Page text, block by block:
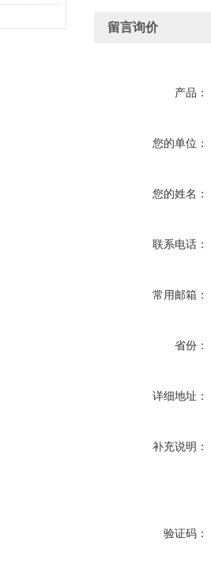
留言询价
产品：
您的单位：
您的姓名：
联系电话：
常用邮箱：
省份：
详细地址：
补充说明：
验证码：